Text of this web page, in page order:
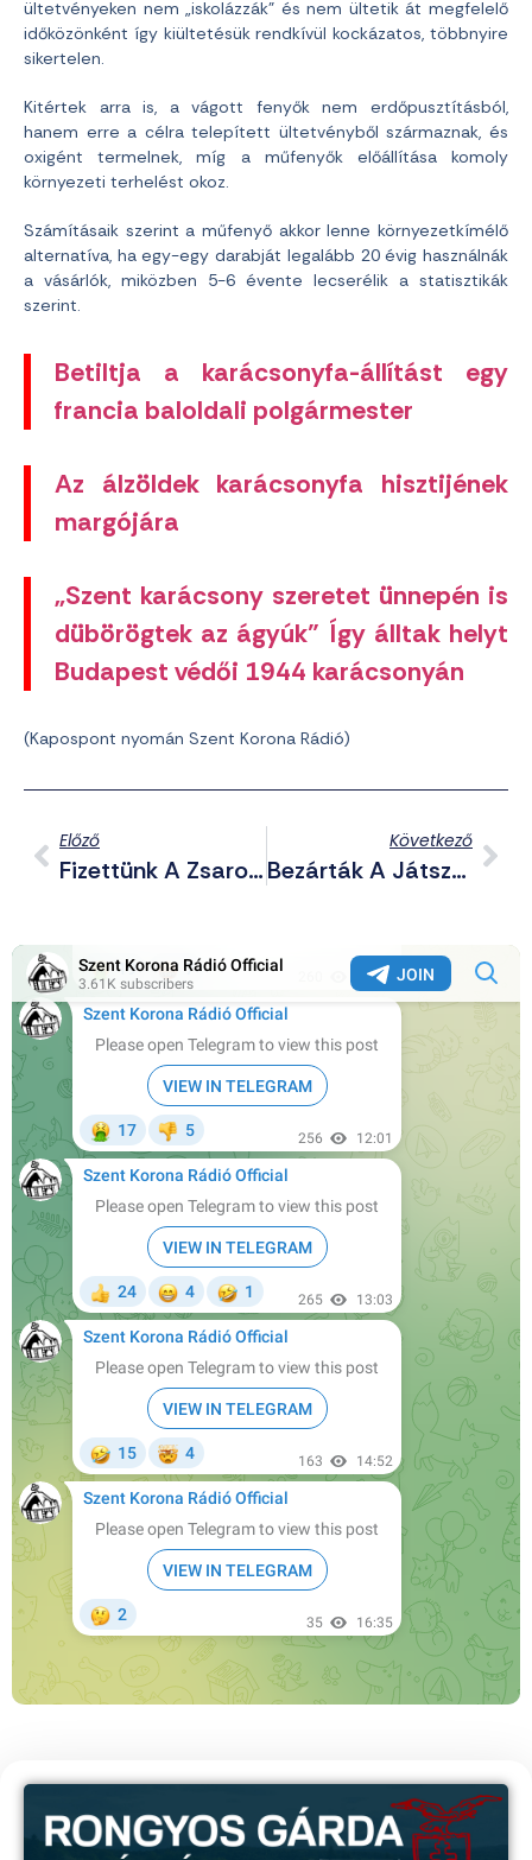
ültetvényeken nem „iskolázzák” és nem ültetik át megfelelő
időközönként így kiültetésük rendkívül kockázatos, többnyire
sikertelen.
Kitértek arra is, a vágott fenyők nem erdőpusztításból,
hanem erre a célra telepített ültetvényből származnak, és
oxigént termelnek, míg a műfenyők előállítása komoly
környezeti terhelést okoz.
Számításaik szerint a műfenyő akkor lenne környezetkímélő
alternatíva, ha egy-egy darabját legalább 20 évig használnák
a vásárlók, miközben 5-6 évente lecserélik a statisztikák
szerint.
Betiltja a karácsonyfa-állítást egy
francia baloldali polgármester
Az álzöldek karácsonyfa hisztijének
margójára
„Szent karácsony szeretet ünnepén is
dübörögtek az ágyúk” Így álltak helyt
Budapest védői 1944 karácsonyán
(Kapospont nyomán Szent Korona Rádió)
Előző
Fizettünk A Zsarolóknak? Lekerültek A Magyar Honvédség Titkos Anyagai A Darkwebről
Következő
Bezárták A Játszóteret Söréden, Mert Hangosak Voltak A Gyerekek